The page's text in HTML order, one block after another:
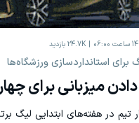
24.7K بازدید
برای استانداردسازی ورزشگاه‌ها
میزبانی برای
در هفته‌های ابتدایی لیگ
سهام گوگل سود کسب کنی؟
۵۰ درصد کش بک در حساب معاملاتی ecn بروکر اینوسلو